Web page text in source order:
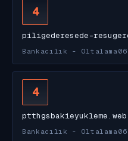
4
piligederesede-
Bankacılık - Oltalama
4
Bankacılık - Oltalama